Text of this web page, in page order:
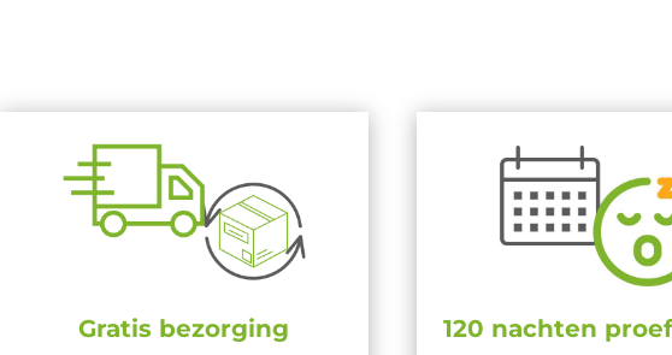
Gratis bezorging 120 nachten